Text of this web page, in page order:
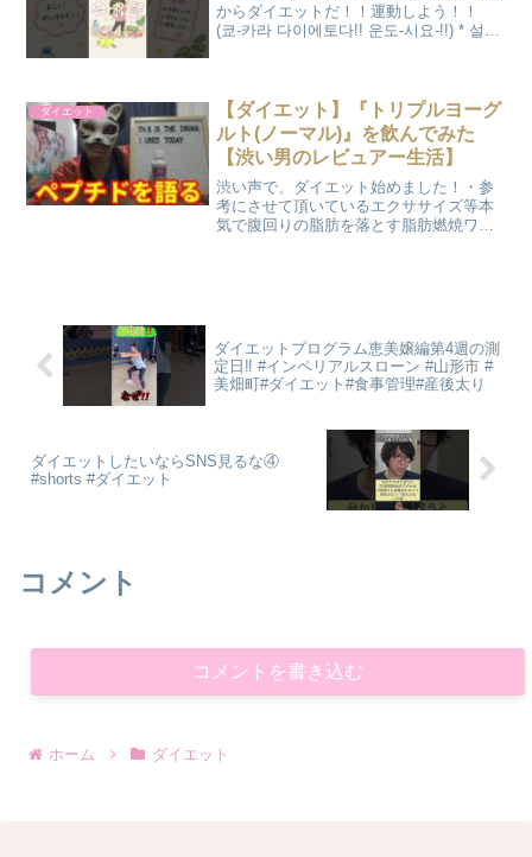
からダイエットだ！！運動しよう！！
(쿄-카라 다이에토다!! 운도-시요-!!) * 설명:
ダイエット
【ダイエット】『トリプルヨーグ
ルト(ノーマル)』を飲んでみた
【渋い男のレビュアー生活】
渋い声で、ダイエット始めました！・参
考にさせて頂いているエクササイズ等本
気で腹回りの脂肪を落とす脂肪燃焼ワー
ダイエットプログラム恵美嬢編第4週の測
定日‼️ #インペリアルスローン #山形市 #
美畑町#ダイエット#食事管理#産後太り
ダイエットしたいならSNS見るな④
#shorts #ダイエット
コメント
コメントを書き込む
ホーム ダイエット